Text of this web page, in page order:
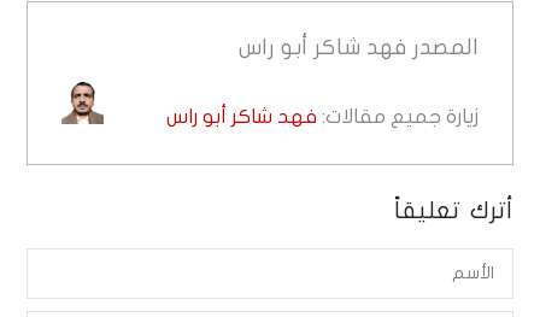
المصدر فهد شاكر أبو راس
زيارة جميع مقالات: فهد شاكر أبو راس
أترك تعليقاً